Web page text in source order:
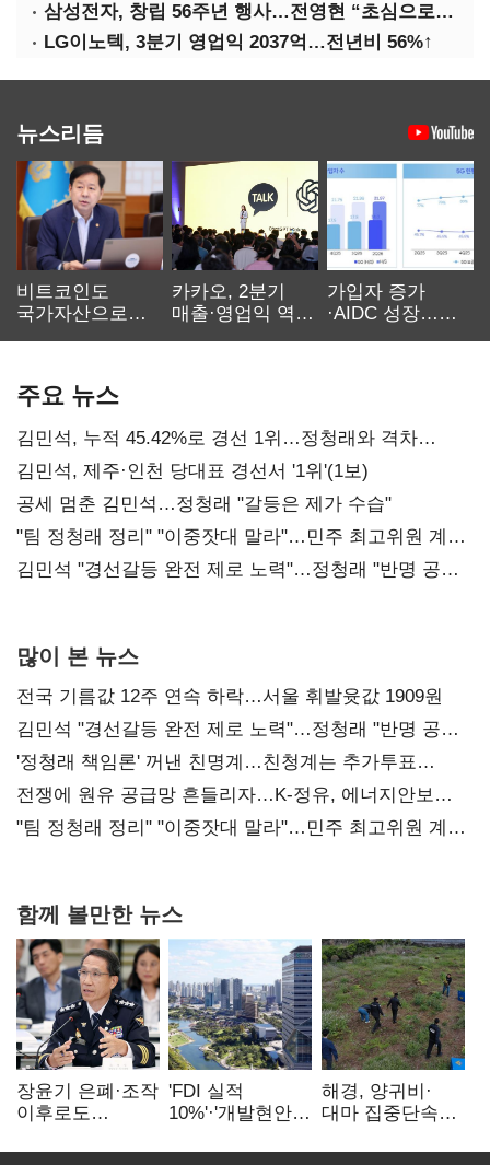
삼성전자, 창립 56주년 행사…전영현 “초심으로 경쟁력 회복해야”
LG이노텍, 3분기 영업익 2037억…전년비 56%↑
뉴스리듬
비트코인도
국가자산으로…'
카카오, 2분기
매출·영업익 역대
가입자 증가
·AIDC 성장…
주요 뉴스
김민석, 누적 45.42%로 경선 1위…정청래와 격차
0.86%p(2보)
김민석, 제주·인천 당대표 경선서 '1위'(1보)
공세 멈춘 김민석…정청래 "갈등은 제가 수습"
"팀 정청래 정리" "이중잣대 말라"…민주 최고위원 계파
다툼 격화
김민석 "경선갈등 완전 제로 노력"…정청래 "반명 공세
많이 본 뉴스
전국 기름값 12주 연속 하락…서울 휘발윳값 1909원
김민석 "경선갈등 완전 제로 노력"…정청래 "반명 공세
사과부터"
'정청래 책임론' 꺼낸 친명계…친청계는 추가투표
때리기
전쟁에 원유 공급망 흔들리자…K-정유, 에너지안보
핵심으로 재부상
"팀 정청래 정리" "이중잣대 말라"…민주 최고위원 계파
함께 볼만한 뉴스
장윤기 은폐·조작
이후로도
내부비위…경찰
'FDI 실적
10%'·'개발현안
인천경제청장
해경, 양귀비·
대마 집중단속…
249명 검거